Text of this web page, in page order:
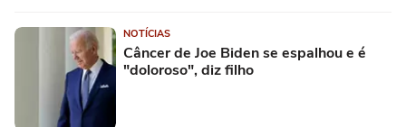
NOTÍCIAS
Câncer de Joe Biden se espalhou e é
"doloroso", diz filho